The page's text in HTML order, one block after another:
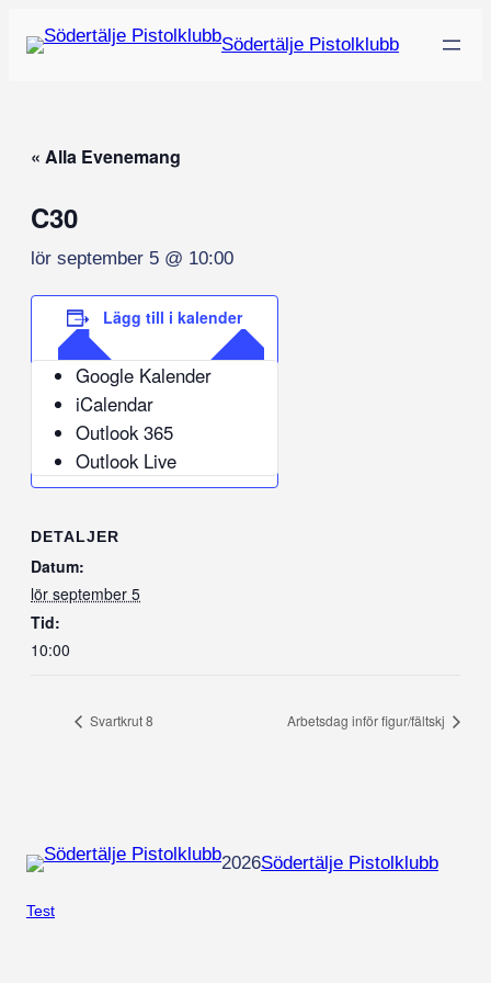
Södertälje Pistolklubb
« Alla Evenemang
C30
lör september 5 @ 10:00
Lägg till i kalender
Google Kalender
iCalendar
Outlook 365
Outlook Live
DETALJER
Datum:
lör september 5
Tid:
10:00
Svartkrut 8 Arbetsdag inför figur/fältskj
2026Södertälje Pistolklubb
Test